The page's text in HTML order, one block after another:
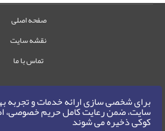
برای شخصی سازی ارائه خدمات و تجربه
سایت، ضمن رعایت کامل حریم خصوصی،
کوکی ذخیره می شوند
صفحه اصلی
نقشه سایت
تماس با ما
حقوق این وب‌سایت
حق نشر